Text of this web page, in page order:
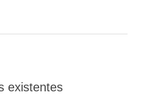
existentes